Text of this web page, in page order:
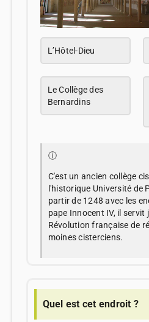
L’Hôtel-Dieu
Le Collège des
Bernardins
ⓘ
C'est un ancien collège
l'historique Université de
partir de 1248 avec les
pape Innocent IV, il servit
Révolution française de
moines cisterciens.
Quel est cet endroit ?